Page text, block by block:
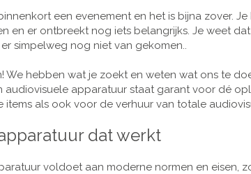
een evenement en het is bijna zover.
en er ontbreekt nog iets belangrijks. Je weet
er simpelweg nog niet van gekomen..
We hebben wat je zoekt en weten wat ons te
audiovisuele apparatuur staat garant voor dé
items als ook voor de verhuur van totale
dat werkt
voldoet aan moderne normen en eisen,